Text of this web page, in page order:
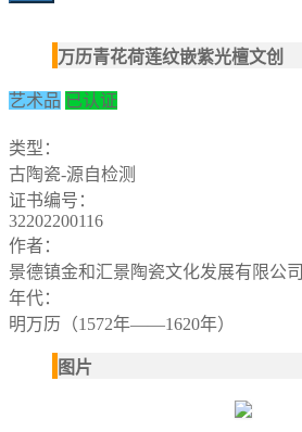
万历青花荷莲纹嵌紫光檀文创
艺术品 已认证
类型：
古陶瓷-源自检测
证书编号：
32202200116
作者：
景德镇金和汇景陶瓷文化发展有限公司
年代：
明万历（1572年——1620年）
图片